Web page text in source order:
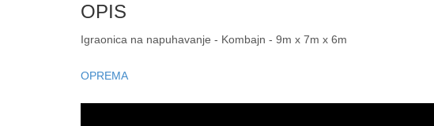
OPIS
Igraonica na napuhavanje - Kombajn - 9m x 7m x 6m
OPREMA